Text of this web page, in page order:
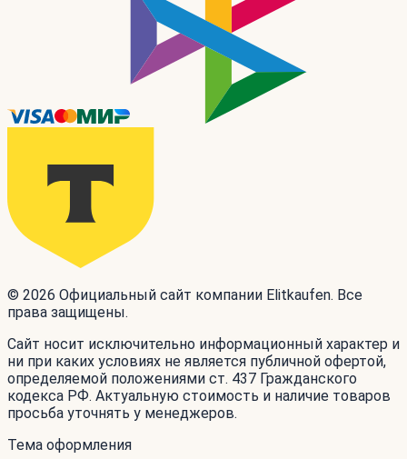
© 2026 Официальный сайт компании Elitkaufen. Все
права защищены.
Сайт носит исключительно информационный характер и
ни при каких условиях не является публичной офертой,
определяемой положениями ст. 437 Гражданского
кодекса РФ. Актуальную стоимость и наличие товаров
просьба уточнять у менеджеров.
Тема оформления